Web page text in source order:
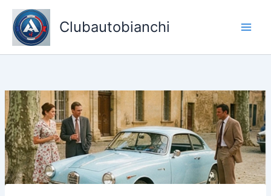
Skip
content
Clubautobianchi